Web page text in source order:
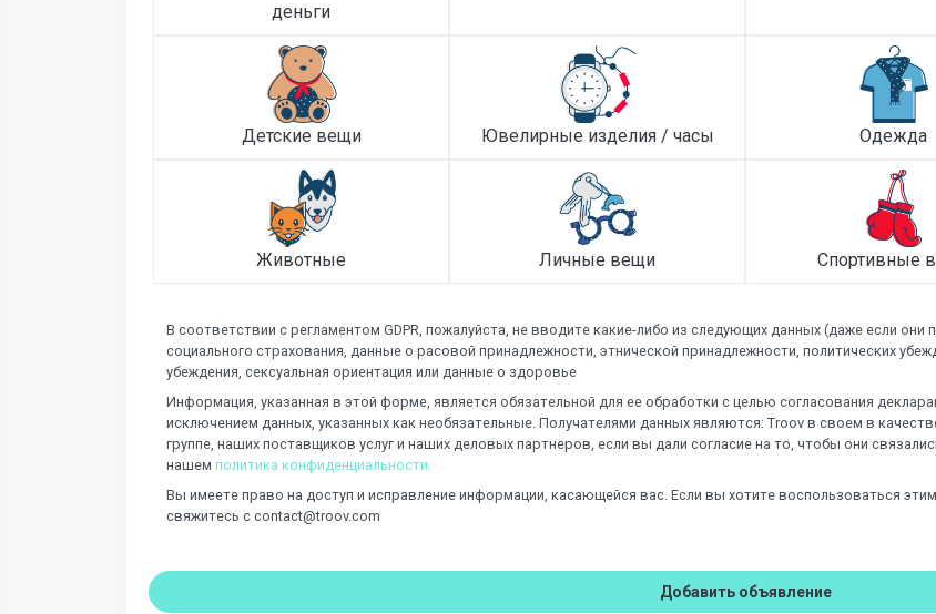
деньги
Детские вещи Ювелирные изделия / часы Одежда
Животные Личные вещи Спортивные
В соответствии с регламентом GDPR, пожалуйста, не вводите какие-либо из следующих данных (даже если
социального страхования, данные о расовой принадлежности, этнической принадлежности, политических
убеждения, сексуальная ориентация или данные о здоровье
Информация, указанная в этой форме, является обязательной для ее обработки с целью согласования
исключением данных, указанных как необязательные. Получателями данных являются: Troov в своем в
группе, наших поставщиков услуг и наших деловых партнеров, если вы дали согласие на то, чтобы они
нашем политика конфиденциальности.
Вы имеете право на доступ и исправление информации, касающейся вас. Если вы хотите воспользоваться
свяжитесь с contact@troov.com
Добавить объявление